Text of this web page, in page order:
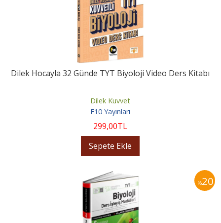
Dilek Hocayla 32 Günde TYT Biyoloji Video Ders Kitabı
Dilek Kuvvet
F10 Yayınları
299,00TL
Sepete Ekle
%20